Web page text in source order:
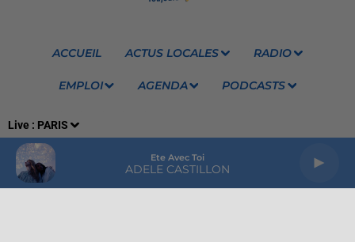
Live : PARIS
Ete Avec Toi
ADELE CASTILLON
ACCUEIL ACTUS LOCALES RADIO
EMPLOI AGENDA PODCASTS
MENTIONS LEGALES RÈGLEMENT DES JEUX